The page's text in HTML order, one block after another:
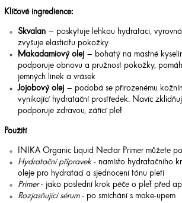
Klíčové ingredience:
Skvalan– poskytuje lehkou hydrataci,
zvyšuje elasticitu pokožky
Makadamiový olej– bohatý na mastné
podporuje obnovu a pružnost pokožky,
jemných linek a vrásek
Jojobový olej– podobá se přirozenému
vynikající hydratační prostředek. Navíc
podporuje zdravou, zářící pleť
Použití
INIKA Organic Liquid Nectar Primer můžete
Hydratační přípravek- namísto hydratačního
oleje pro hydrataci a sjednocení tónu pleti
Primer- jako poslední krok péče o pleť před
Rozjasňující sérum- po smíchání s make-upem